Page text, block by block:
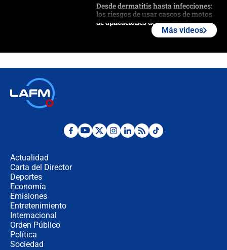
Desde dermatitis hasta infecciones:
los riesgos de usar cascos de motos
de aplicaciones de transporte
Posesión de Abelardo De La Espriella
Más videos
Actualidad
Carta del Director
Deportes
Economía
Emisiones
Entretenimiento
Internacional
Orden Público
Política
Sociedad